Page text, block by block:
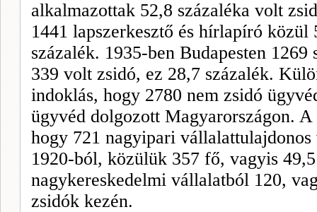
alkalmazottak 52,8 százaléka volt
1441 lapszerkesztő és hírlapíró
százalék. 1935-ben Budapesten
339 volt zsidó, ez 28,7 százalék.
indoklás, hogy 2780 nem zsidó
ügyvéd dolgozott Magyarországon.
hogy 721 nagyipari
1920-ból, közülük 357 fő, vagyis
nagykereskedelmi vállalatból 120,
zsidók kezén.